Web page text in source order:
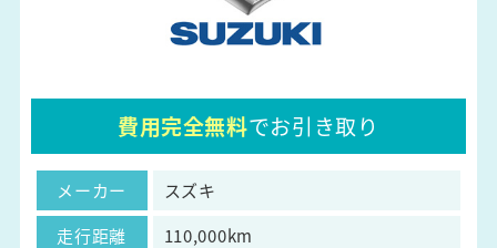
費用完全無料でお引き取り
メーカー
スズキ
走行距離
110,000km